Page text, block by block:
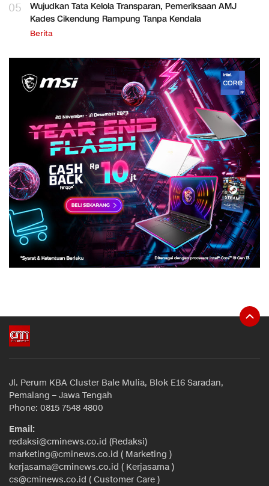
05
Wujudkan Tata Kelola Transparan, Pemeriksaan AMJ
Kades Cikendung Rampung Tanpa Kendala
Berita
Jl. Perum KBA Cluster Bale Mulia, Blok E16 Saradan,
Pemalang – Jawa Tengah
Phone: 0815 7548 4800
Email:
redaksi@cminews.co.id (Redaksi)
marketing@cminews.co.id ( Marketing )
kerjasama@cminews.co.id ( Kerjasama )
cs@cminews.co.id ( Customer Care )